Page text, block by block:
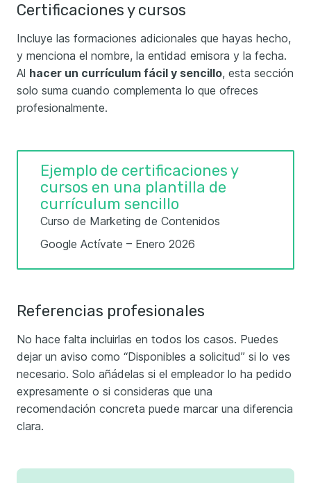
Certificaciones y cursos
Incluye las formaciones adicionales que hayas hecho,
y menciona el nombre, la entidad emisora y la fecha.
Al hacer un currículum fácil y sencillo, esta sección
solo suma cuando complementa lo que ofreces
profesionalmente.
Ejemplo de certificaciones y
cursos en una plantilla de
currículum sencillo
Curso de Marketing de Contenidos
Google Actívate – Enero 2026
Referencias profesionales
No hace falta incluirlas en todos los casos. Puedes
dejar un aviso como “Disponibles a solicitud” si lo ves
necesario. Solo añádelas si el empleador lo ha pedido
expresamente o si consideras que una
recomendación concreta puede marcar una diferencia
clara.